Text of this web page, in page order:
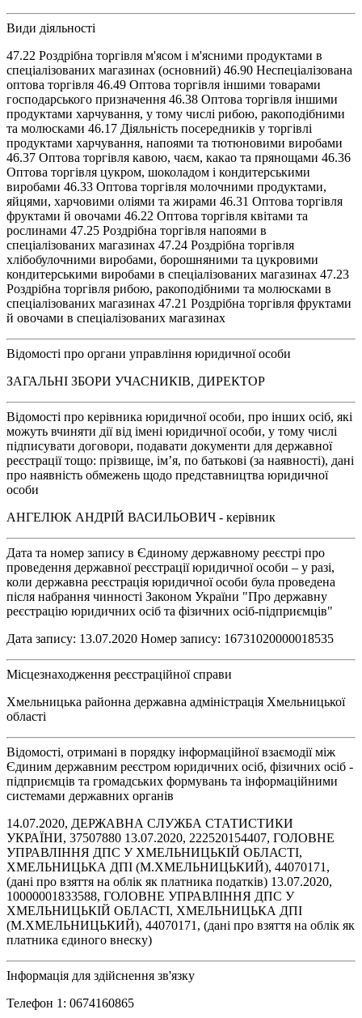
Види діяльності
47.22 Роздрібна торгівля м'ясом і м'ясними продуктами в
спеціалізованих магазинах (основний) 46.90 Неспеціалізована
оптова торгівля 46.49 Оптова торгівля іншими товарами
господарського призначення 46.38 Оптова торгівля іншими
продуктами харчування, у тому числі рибою, ракоподібними
та молюсками 46.17 Діяльність посередників у торгівлі
продуктами харчування, напоями та тютюновими виробами
46.37 Оптова торгівля кавою, чаєм, какао та прянощами 46.36
Оптова торгівля цукром, шоколадом і кондитерськими
виробами 46.33 Оптова торгівля молочними продуктами,
яйцями, харчовими оліями та жирами 46.31 Оптова торгівля
фруктами й овочами 46.22 Оптова торгівля квітами та
рослинами 47.25 Роздрібна торгівля напоями в
спеціалізованих магазинах 47.24 Роздрібна торгівля
хлібобулочними виробами, борошняними та цукровими
кондитерськими виробами в спеціалізованих магазинах 47.23
Роздрібна торгівля рибою, ракоподібними та молюсками в
спеціалізованих магазинах 47.21 Роздрібна торгівля фруктами
й овочами в спеціалізованих магазинах
Відомості про органи управління юридичної особи
ЗАГАЛЬНІ ЗБОРИ УЧАСНИКІВ, ДИРЕКТОР
Відомості про керівника юридичної особи, про інших осіб, які
можуть вчиняти дії від імені юридичної особи, у тому числі
підписувати договори, подавати документи для державної
реєстрації тощо: прізвище, ім’я, по батькові (за наявності), дані
про наявність обмежень щодо представництва юридичної
особи
АНГЕЛЮК АНДРІЙ ВАСИЛЬОВИЧ - керівник
Дата та номер запису в Єдиному державному реєстрі про
проведення державної реєстрації юридичної особи – у разі,
коли державна реєстрація юридичної особи була проведена
після набрання чинності Законом України "Про державну
реєстрацію юридичних осіб та фізичних осіб-підприємців"
Дата запису: 13.07.2020 Номер запису: 16731020000018535
Місцезнаходження реєстраційної справи
Хмельницька районна державна адміністрація Хмельницької
області
Відомості, отримані в порядку інформаційної взаємодії між
Єдиним державним реєстром юридичних осіб, фізичних осіб -
підприємців та громадських формувань та інформаційними
системами державних органів
14.07.2020, ДЕРЖАВНА СЛУЖБА СТАТИСТИКИ
УКРАЇНИ, 37507880 13.07.2020, 222520154407, ГОЛОВНЕ
УПРАВЛІННЯ ДПС У ХМЕЛЬНИЦЬКІЙ ОБЛАСТІ,
ХМЕЛЬНИЦЬКА ДПІ (М.ХМЕЛЬНИЦЬКИЙ), 44070171,
(дані про взяття на облік як платника податків) 13.07.2020,
10000001833588, ГОЛОВНЕ УПРАВЛІННЯ ДПС У
ХМЕЛЬНИЦЬКІЙ ОБЛАСТІ, ХМЕЛЬНИЦЬКА ДПІ
(М.ХМЕЛЬНИЦЬКИЙ), 44070171, (дані про взяття на облік як
платника єдиного внеску)
Інформація для здійснення зв'язку
Телефон 1: 0674160865